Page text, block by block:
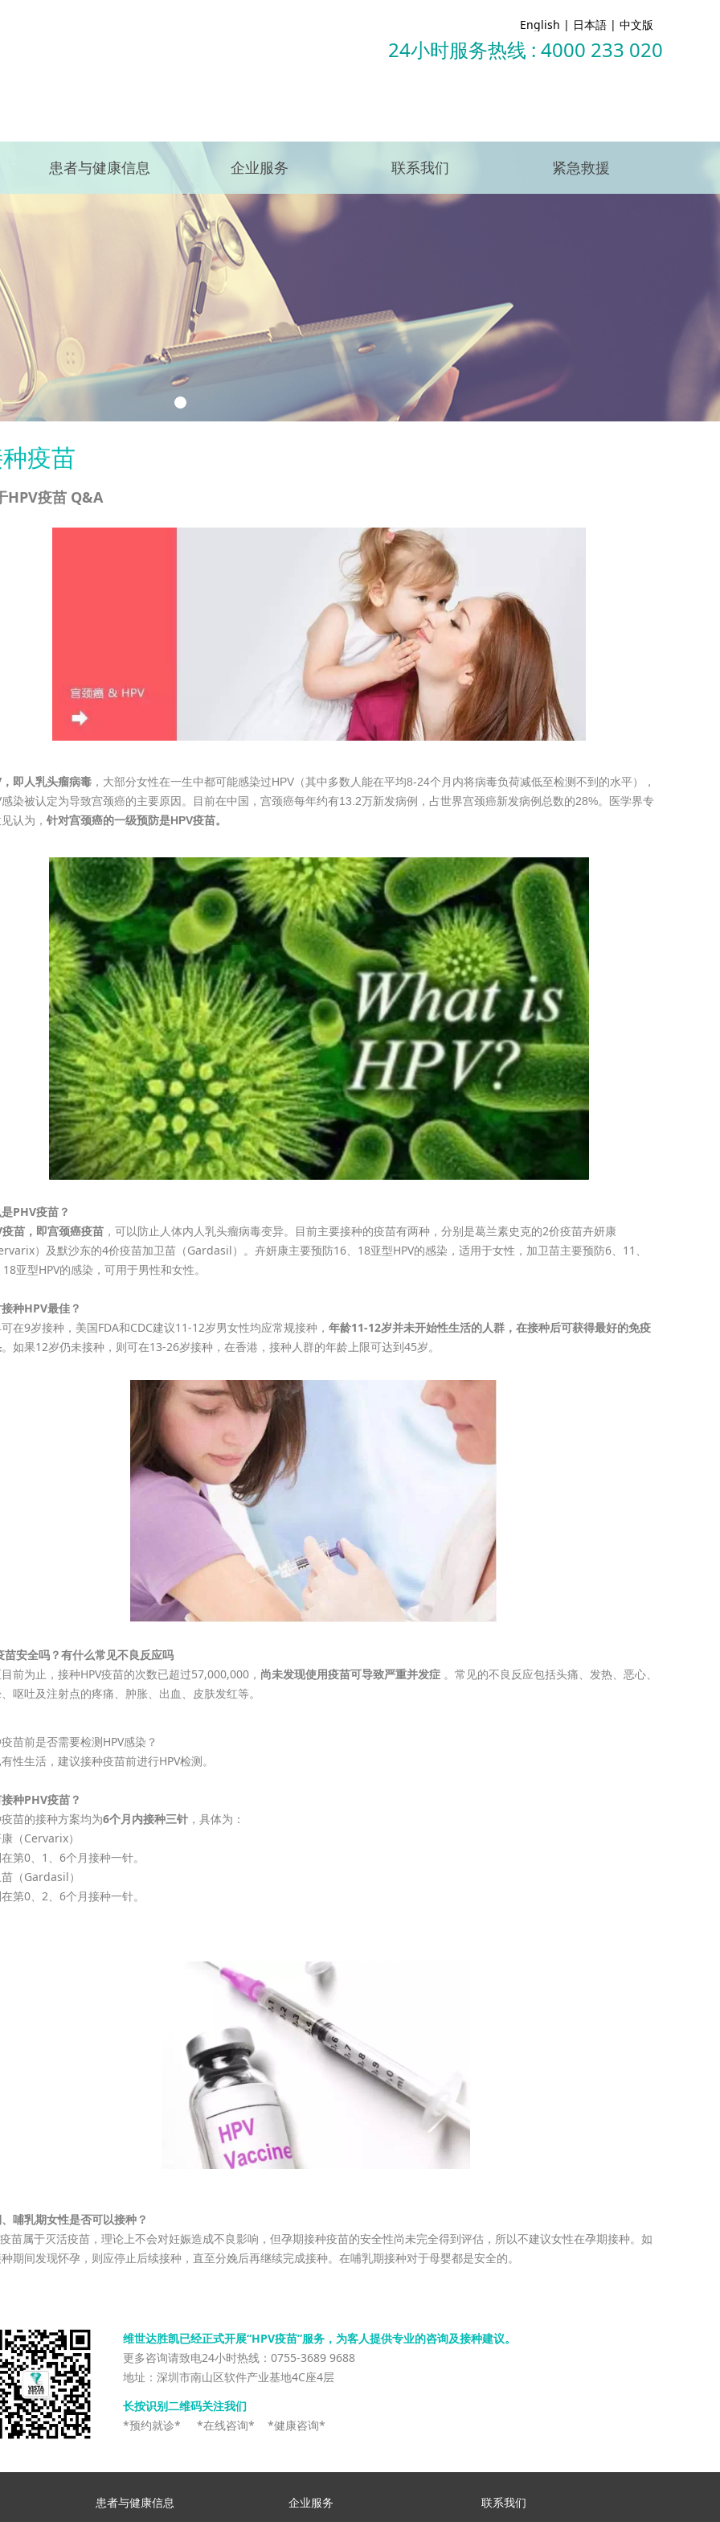
24小时服务热线 : 4000 233 020
患者与健康信息 企业服务 联系我们 紧急救援
English | 日本語 | 中文版
疫苗
，即人乳头瘤病毒 ，大部分女性在一生中都可能感染过HPV（其中多数人能在平均8-24个月内将病毒负荷减低至检测不到的水平），
感染被认定为导致宫颈癌的主要原因。目前在中国，宫颈癌每年约有13.2万新发病例，占世界宫颈癌新发病例总数的28%。医学界专
认为， 针对宫颈癌的一级预防是HPV疫苗。
HPV疫苗 Q&A
PHV疫苗？
疫苗，即宫颈癌疫苗 ，可以防止人体内人乳头瘤病毒变异。目前主要接种的疫苗有两种，分别是葛兰素史克的2价疫苗卉妍康
）及默沙东的4价疫苗加卫苗（Gardasil）。卉妍康主要预防16、18亚型HPV的感染，适用于女性，加卫苗主要预防6、11、
亚型HPV的感染，可用于男性和女性。
种HPV最佳？
在9岁接种，美国FDA和CDC建议11-12岁男女性均应常规接种， 年龄11-12岁并未开始性生活的人群，在接种后可获得最好的免疫
。如果12岁仍未接种，则可在13-26岁接种，在香港，接种人群的年龄上限可达到45岁。
苗安全吗？有什么常见不良反应吗
前为止，接种HPV疫苗的次数已超过57,000,000， 尚未发现使用疫苗可导致严重并发症 。常见的不良反应包括头痛、发热、恶心、
呕吐及注射点的疼痛、肿胀、出血、皮肤发红等。
苗前是否需要检测HPV感染？
性生活，建议接种疫苗前进行HPV检测。
种PHV疫苗？
苗的接种方案均为6个月内接种三针 ，具体为：
（Cervarix）
第0、1、6个月接种一针。
（Gardasil）
第0、2、6个月接种一针。
哺乳期女性是否可以接种？
疫苗属于灭活疫苗，理论上不会对妊娠造成不良影响，但孕期接种疫苗的安全性尚未完全得到评估，所以不建议女性在孕期接种。如
期间发现怀孕，则应停止后续接种，直至分娩后再继续完成接种。在哺乳期接种对于母婴都是安全的。
维世达胜凯已经正式开展“HPV疫苗”服务，为客人提供专业的咨询及接种建议。
更多咨询请致电24小时热线：0755-3689 9688
地址：深圳市南山区软件产业基地4C座4层
长按识别二维码关注我们
*预约就诊* *在线咨询* *健康咨询*
患者与健康信息 企业服务 联系我们